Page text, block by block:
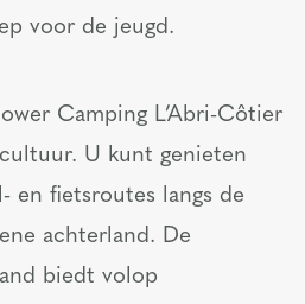
voor de jeugd.
Camping L’Abri-Côtier
U kunt genieten
en fietsroutes langs de
achterland. De
biedt volop